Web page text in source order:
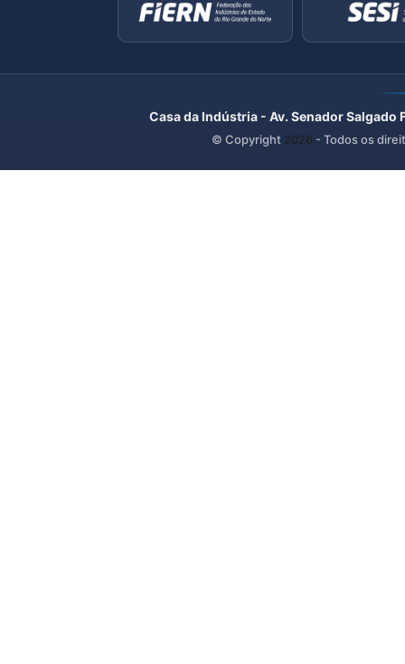
Casa da Indústria - Av. Senador
© Copyright 2026 - Todos os